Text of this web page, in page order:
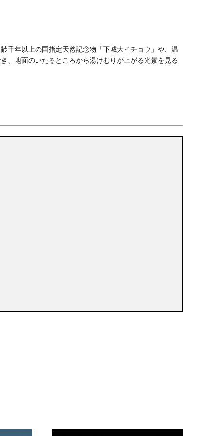
千年以上の国指定天然記念物「下城大イチョウ」や、温
、地面のいたるところから湯けむりが上がる光景を見る